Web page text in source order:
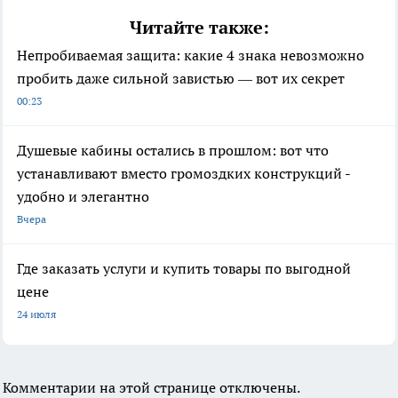
Читайте также:
Непробиваемая защита: какие 4 знака невозможно
пробить даже сильной завистью — вот их секрет
00:23
Душевые кабины остались в прошлом: вот что
устанавливают вместо громоздких конструкций -
удобно и элегантно
Вчера
Где заказать услуги и купить товары по выгодной
цене
24 июля
Комментарии на этой странице отключены.